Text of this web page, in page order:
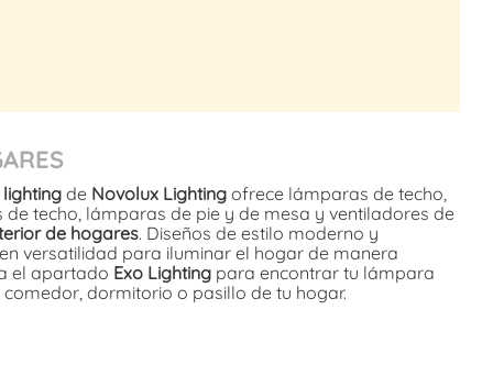
lighting de Novolux Lighting ofrece lámparas de techo,
techo, lámparas de pie y de mesa y ventiladores de
de hogares. Diseños de estilo moderno y
versatilidad para iluminar el hogar de manera
el apartado Exo Lighting para encontrar tu lámpara
dormitorio o pasillo de tu hogar.